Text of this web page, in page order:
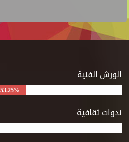
الورش الفنية
53.25%
ندوات ثقافية